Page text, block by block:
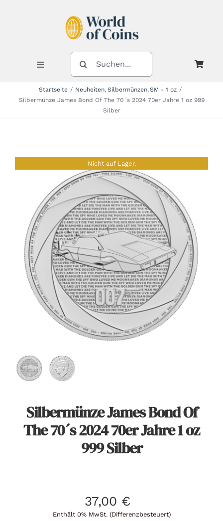
Toggle
Navigation
Neuheiten
Angebote
Über Uns
Kontakt
SUCHE
NACH:
Startseite Neuheiten Silbermünzen SM - 1 oz
Silbermünze James Bond Of The 70´s 2024 70er Jahre 1 oz 999
Silber
Nicht auf Lager.
Silbermünze James Bond Of
The 70´s 2024 70er Jahre 1 oz
999 Silber
37,00 €
Enthält 0% MwSt. (Differenzbesteuert)